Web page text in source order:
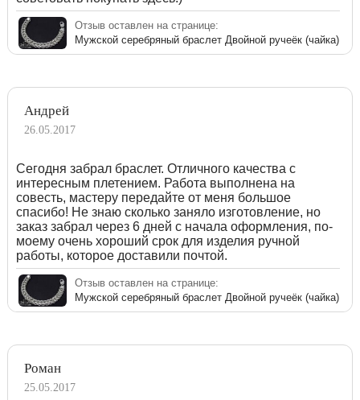
Отзыв оставлен на странице:
Мужской серебряный браслет Двойной ручеёк (чайка)
Андрей
26.05.2017
Сегодня забрал браслет. Отличного качества с
интересным плетением. Работа выполнена на
совесть, мастеру передайте от меня большое
спасибо! Не знаю сколько заняло изготовление, но
заказ забрал через 6 дней с начала оформления, по-
моему очень хороший срок для изделия ручной
работы, которое доставили почтой.
Отзыв оставлен на странице:
Мужской серебряный браслет Двойной ручеёк (чайка)
Роман
25.05.2017